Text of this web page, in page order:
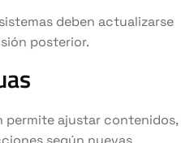
deben actualizarse
posterior.
permite ajustar contenidos,